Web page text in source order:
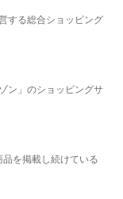
する総合ショッピング
ン」のショッピングサ
を掲載し続けている